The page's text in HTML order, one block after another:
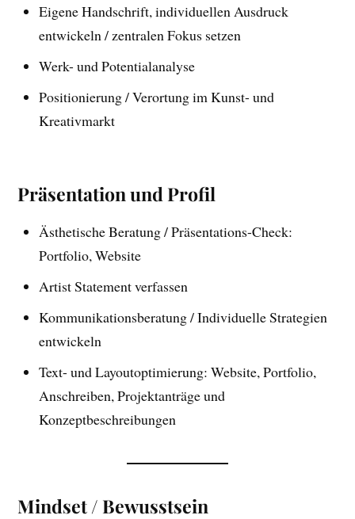
Eigene Handschrift, individuellen Ausdruck
entwickeln / zentralen Fokus setzen
Werk- und Potentialanalyse
Positionierung / Verortung im Kunst- und
Kreativmarkt
Präsentation und Profil
Ästhetische Beratung / Präsentations-Check:
Portfolio, Website
Artist Statement verfassen
Kommunikationsberatung / Individuelle Strategien
entwickeln
Text- und Layoutoptimierung: Website, Portfolio,
Anschreiben, Projektanträge und
Konzeptbeschreibungen
Mindset / Bewusstsein